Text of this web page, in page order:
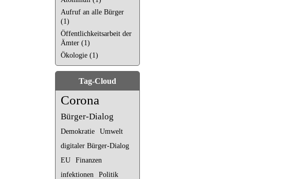
Aufruf an alle Bürger
(1)
Öffentlichkeitsarbeit der
Ämter (1)
Ökologie (1)
Tag-Cloud
Corona
Bürger-Dialog
Demokratie
Umwelt
digitaler Bürger-Dialog
EU
Finanzen
infektionen
Politik